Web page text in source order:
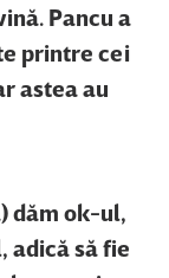
Pancu a
printre cei
astea au
dăm ok-ul,
adică să fie